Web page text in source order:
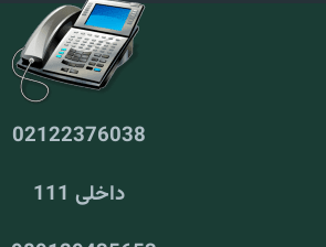
02122376038
داخلی 111